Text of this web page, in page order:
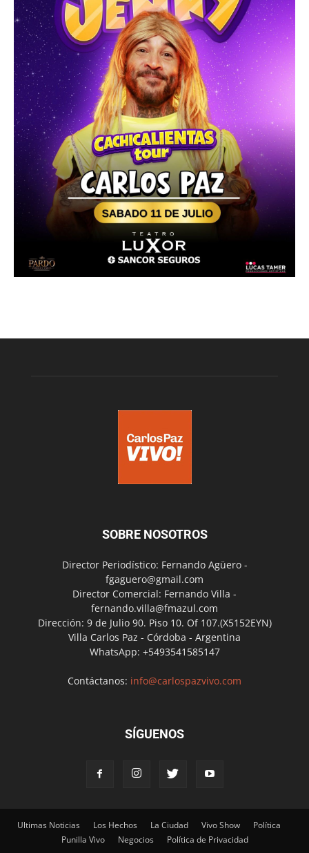
SOBRE NOSOTROS
Director Periodístico: Fernando Agüero -
fgaguero@gmail.com
Director Comercial: Fernando Villa -
fernando.villa@fmazul.com
Dirección: 9 de Julio 90. Piso 10. Of 107.(X5152EYN)
Villa Carlos Paz - Córdoba - Argentina
WhatsApp: +5493541585147
Contáctanos: info@carlospazvivo.com
SÍGUENOS
Ultimas Noticias Los Hechos La Ciudad Vivo Show
Política
Punilla Vivo
Negocios Política de Privacidad